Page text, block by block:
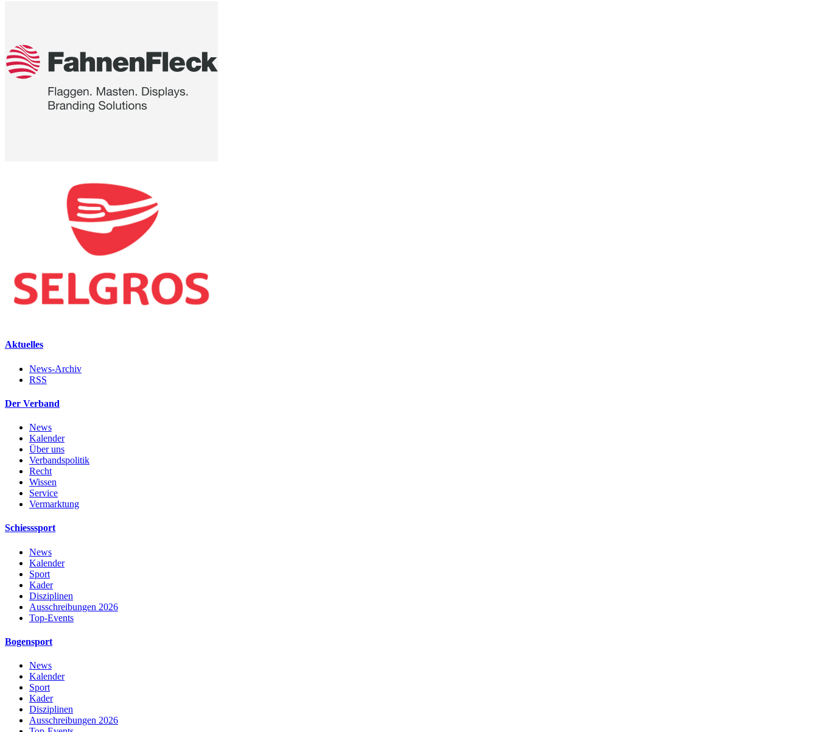
Aktuelles
News-Archiv
RSS
Der Verband
News
Kalender
Über uns
Verbandspolitik
Recht
Wissen
Service
Vermarktung
Schiesssport
News
Kalender
Sport
Kader
Disziplinen
Ausschreibungen 2026
Top-Events
Bogensport
News
Kalender
Sport
Kader
Disziplinen
Ausschreibungen 2026